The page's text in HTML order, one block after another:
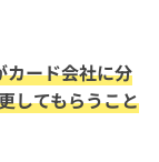
カード会社に分
してもらうこと